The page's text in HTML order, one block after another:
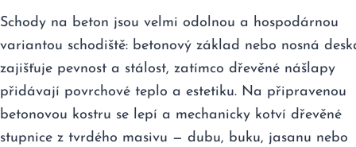
Schody na beton jsou velmi odolnou a hospodárnou
variantou schodiště: betonový základ nebo nosná
zajišťuje pevnost a stálost, zatímco dřevěné nášlapy
přidávají povrchové teplo a estetiku. Na připravenou
betonovou kostru se lepí a mechanicky kotví dřevěné
stupnice z tvrdého masivu — dubu, buku, jasanu nebo